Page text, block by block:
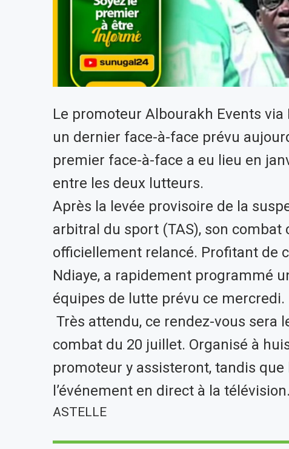
Le promoteur Albourakh Events
un dernier face-à-face prévu
premier face-à-face a eu lieu en
entre les deux lutteurs.
Après la levée provisoire de la
arbitral du sport (TAS), son combat
officiellement relancé. Profitant de
Ndiaye, a rapidement programmé
équipes de lutte prévu ce mercredi.
Très attendu, ce rendez-vous sera
combat du 20 juillet. Organisé à
promoteur y assisteront, tandis
l’événement en direct à la
ASTELLE